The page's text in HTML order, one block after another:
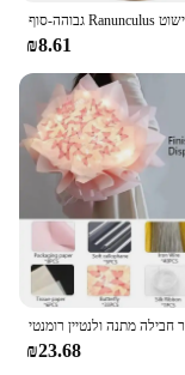
₪8.61
₪23.68